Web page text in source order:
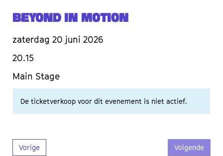
Beyond in Motion
zaterdag 20 juni 2026
20.15
Main Stage
De ticketverkoop voor dit evenement is niet actief.
Vorige Volgende